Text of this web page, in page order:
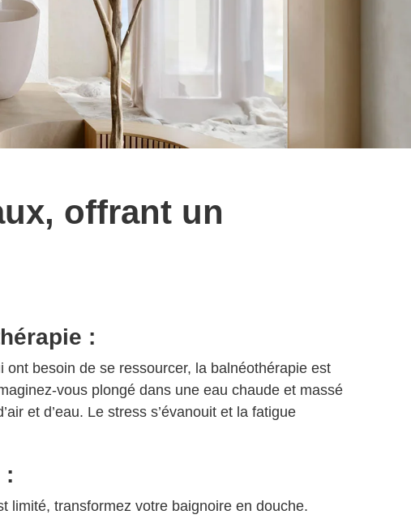
offrant un
:
ont besoin de se ressourcer, la balnéothérapie est
vous plongé dans une eau chaude et massé
et d’eau. Le stress s’évanouit et la fatigue
:
limité, transformez votre baignoire en douche.